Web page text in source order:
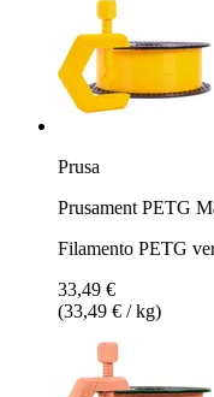
Prusa
Prusament PETG
Filamento PETG
33,49 €
(33,49 € / kg)